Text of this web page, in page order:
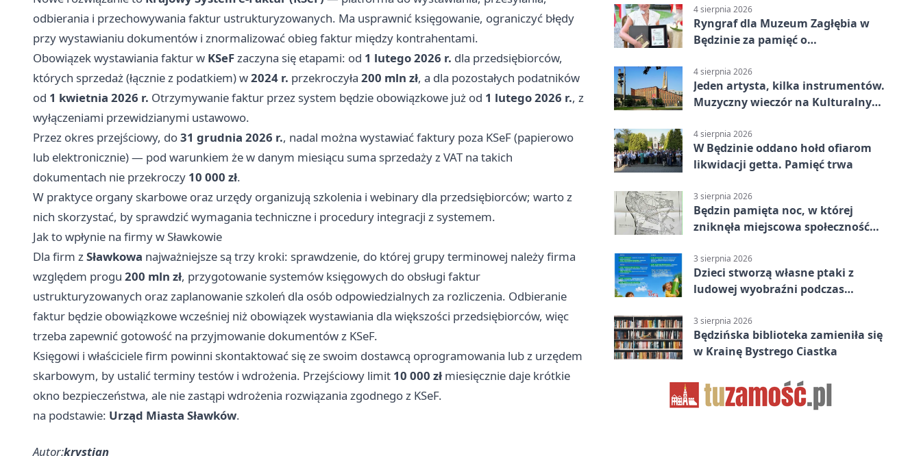
odbierania i przechowywania faktur ustrukturyzowanych. Ma usprawnić księgowanie, ograniczyć błędy
przy wystawianiu dokumentów i znormalizować obieg faktur między kontrahentami.
Obowiązek wystawiania faktur w KSeFzaczyna się etapami: od 1 lutego 2026 r. dla przedsiębiorców,
których sprzedaż (łącznie z podatkiem) w2024 r. przekroczyła 200 mln zł, a dla pozostałych podatników
od 1 kwietnia 2026 r. Otrzymywanie faktur przez system będzie obowiązkowe już od 1 lutego 2026 r., z
wyłączeniami przewidzianymi ustawowo.
Przez okres przejściowy, do31 grudnia 2026 r., nadal można wystawiać faktury poza KSeF (papierowo
lub elektronicznie) — pod warunkiem że w danym miesiącu suma sprzedaży z VAT na takich
dokumentach nie przekroczy 10 000 zł.
W praktyce organy skarbowe oraz urzędy organizują szkolenia i webinary dla przedsiębiorców; warto z
nich skorzystać, by sprawdzić wymagania techniczne i procedury integracji z systemem.
Jak to wpłynie na firmy w Sławkowie
Dla firm zSławkowa najważniejsze są trzy kroki: sprawdzenie, do której grupy terminowej należy firma
względem progu 200 mln zł, przygotowanie systemów księgowych do obsługi faktur
ustrukturyzowanych oraz zaplanowanie szkoleń dla osób odpowiedzialnych za rozliczenia. Odbieranie
faktur będzie obowiązkowe wcześniej niż obowiązek wystawiania dla większości przedsiębiorców, więc
trzeba zapewnić gotowość na przyjmowanie dokumentów z KSeF.
Księgowi i właściciele firm powinni skontaktować się ze swoim dostawcą oprogramowania lub z urzędem
skarbowym, by ustalić terminy testów i wdrożenia. Przejściowy limit 10 000 zł miesięcznie daje krótkie
okno bezpieczeństwa, ale nie zastąpi wdrożenia rozwiązania zgodnego z KSeF.
na podstawie: Urząd Miasta Sławków.
Autor:krystian
4 sierpnia 2026
Ryngraf dla Muzeum Zagłębia w
Będzinie za pamięć o
4 sierpnia 2026
Jeden artysta, kilka instrumentów.
Muzyczny wieczór na Kulturalnym
4 sierpnia 2026
W Będzinie oddano hołd ofiarom
likwidacji getta. Pamięć trwa
3 sierpnia 2026
Będzin pamięta noc, w której
zniknęła miejscowa społeczność
3 sierpnia 2026
Dzieci stworzą własne ptaki z
ludowej wyobraźni podczas
3 sierpnia 2026
Będzińska biblioteka zamieniła się
w Krainę Bystrego Ciastka